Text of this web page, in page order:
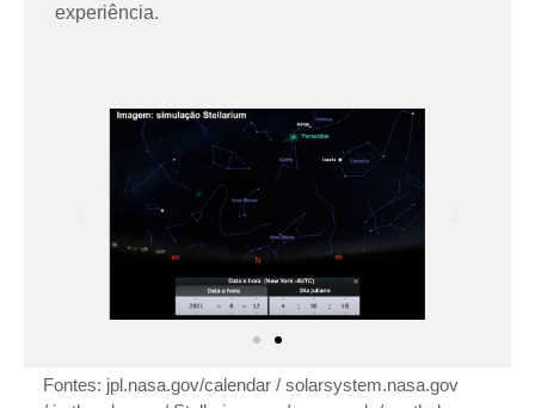
experiência.
Fontes: jpl.nasa.gov/calendar / solarsystem.nasa.gov